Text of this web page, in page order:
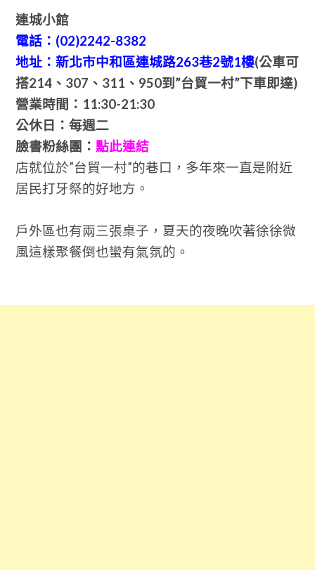
連城小館
電話：(02)2242-8382
地址：新北市中和區連城路263巷2號1樓(公車可
搭214、307、311、950到”台貿一村”下車即達)
營業時間：11:30-21:30
公休日：每週二
臉書粉絲團： 點此連結
店就位於”台貿一村”的巷口，多年來一直是附近
居民打牙祭的好地方。
戶外區也有兩三張桌子，夏天的夜晚吹著徐徐微
風這樣聚餐倒也蠻有氣氛的。